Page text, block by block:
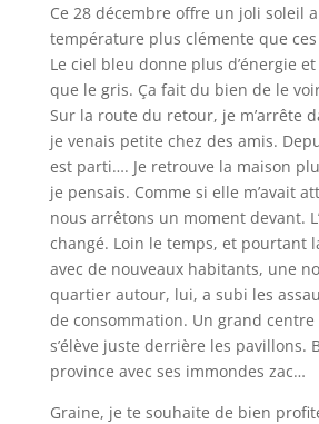
Ce 28 décembre offre un joli soleil
température plus clémente que
Le ciel bleu donne plus d’énergie
que le gris. Ça fait du bien de le
Sur la route du retour, je m’arrête
je venais petite chez des amis.
est parti…. Je retrouve la maison
je pensais. Comme si elle m’avait
nous arrêtons un moment devant.
changé. Loin le temps, et pourtant
avec de nouveaux habitants, une
quartier autour, lui, a subi les
de consommation. Un grand
s’élève juste derrière les pavillons.
province avec ses immondes zac…
Graine, je te souhaite de bien